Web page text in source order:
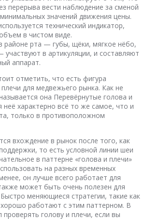
перерыва вести наблюдение за сменой
значений движения цены.
технический индикатор,
в чистом виде.
районе рта — губы, щёки, мягкое нёбо,
участвуют в артикуляции, и составляют
аппарат.
отметить, что есть фигура
для медвежьего рынка. Как не
она Перевёрнутые голова и
характерно всё то же самое, что и
только в противоположном
вхождение в рынок после того, как
то есть условной линии шеи
в паттерне «голова и плечи»
на разных временных
он лучше всего работает для
может быть очень полезен для
меняющиеся стратегии, такие как
хорошо работают с этим паттерном. В
голову и плечи, если вы